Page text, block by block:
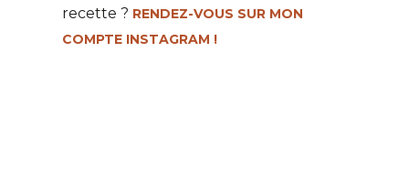
recette ? RENDEZ-VOUS SUR MON
COMPTE INSTAGRAM !